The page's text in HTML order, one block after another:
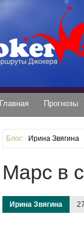
Главная Прогнозы
Блог: Ирина Звягина
Марс в
Ирина Звягина